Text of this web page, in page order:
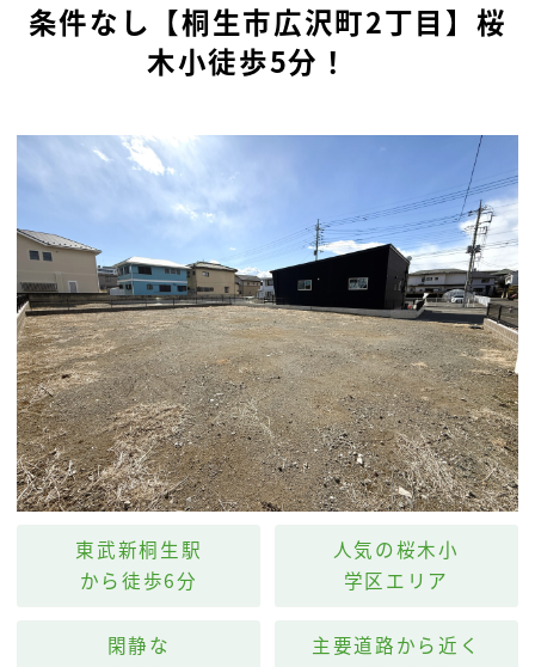
条件なし【桐生市広沢町2丁目】桜
木小徒歩5分！
東武新桐生駅
から徒歩6分
人気の桜木小
学区エリア
閑静な
主要道路から近く